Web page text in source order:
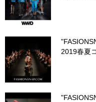
2019春夏